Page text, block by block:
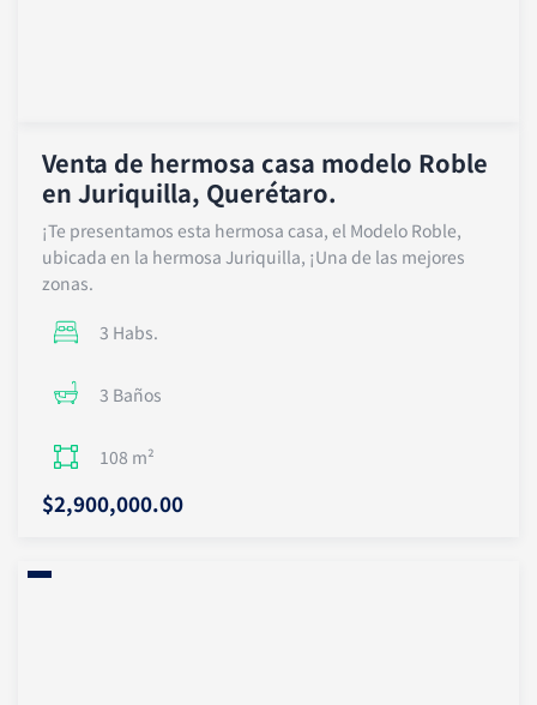
Venta de hermosa casa modelo Roble
en Juriquilla, Querétaro.
¡Te presentamos esta hermosa casa, el Modelo Roble,
ubicada en la hermosa Juriquilla, ¡Una de las mejores
zonas.
3 Habs.
3 Baños
108 m²
$2,900,000.00